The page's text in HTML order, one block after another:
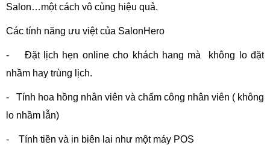
Salon…một cách vô cùng hiệu quả.
Các tính năng ưu việt của SalonHero
- Đặt lịch hẹn online cho khách hang mà không lo đặt
nhầm hay trùng lịch.
- Tính hoa hồng nhân viên và chấm công nhân viên ( không
lo nhầm lẫn)
- Tính tiền và in biên lai như một máy POS